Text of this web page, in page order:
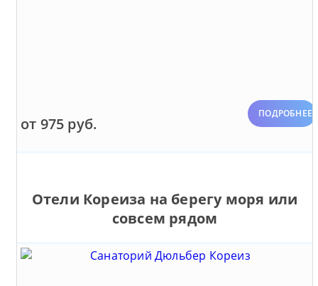
от 975 руб.
ПОДРОБНЕЕ
Отели Кореиза на берегу моря или
совсем рядом